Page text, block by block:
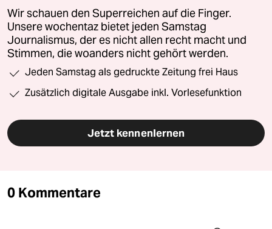
Wir schauen den Superreichen auf die Finger.
Unsere wochentaz bietet jeden Samstag
Journalismus, der es nicht allen recht macht und
Stimmen, die woanders nicht gehört werden.
Jeden Samstag als gedruckte Zeitung frei Haus
Zusätzlich digitale Ausgabe inkl. Vorlesefunktion
Jetzt kennenlernen
0 Kommentare